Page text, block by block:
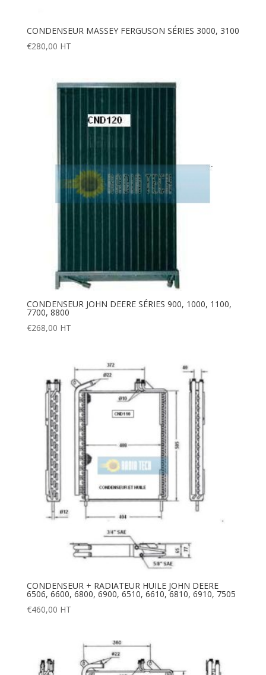
CONDENSEUR MASSEY FERGUSON SÉRIES 3000, 3100
€280,00 HT
CONDENSEUR JOHN DEERE SÉRIES 900, 1000, 1100,
7700, 8800
€268,00 HT
CONDENSEUR + RADIATEUR HUILE JOHN DEERE
6506, 6600, 6800, 6900, 6510, 6610, 6810, 6910, 7505
€460,00 HT